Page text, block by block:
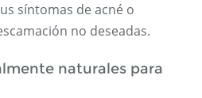
síntomas de acné o
no deseadas.
naturales para